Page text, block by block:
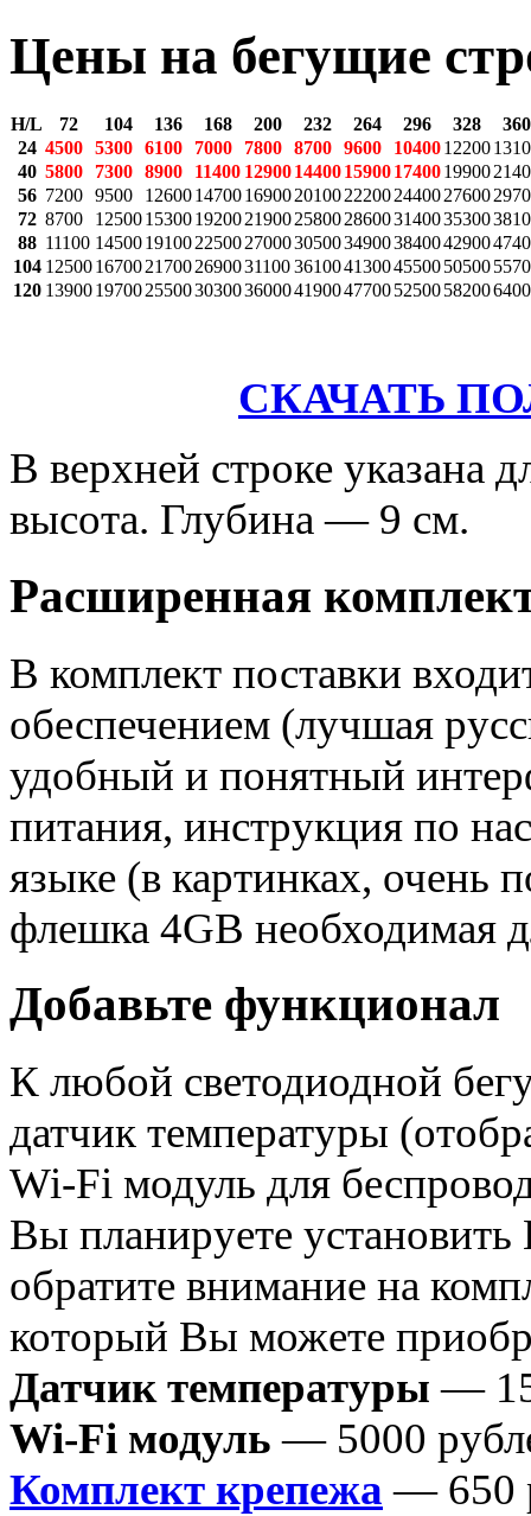
Цены на бегущие
H/L 72 104 136 168 200 232 264 296 328
360
24 4500 5300 6100 7000 7800 8700 9600 1040012200
40 5800 7300 8900 11400 1290014400159001740019900
56 7200 9500 12600147001690020100222002440027600
72 8700 1250015300192002190025800286003140035300
88 11100 1450019100225002700030500349003840042900
104 125001670021700269003110036100413004550050500
120 139001970025500303003600041900477005250058200
СКАЧАТЬ
В верхней строке указана
высота. Глубина — 9 см.
Расширенная
В комплект поставки
обеспечением (лучшая
удобный и понятный
питания, инструкция по
языке (в картинках,
флешка 4GB необходимая
Добавьте функционал
К любой светодиодной
датчик температуры
Wi-Fi модуль для
Вы планируете
обратите внимание на
который Вы можете
Датчик температуры —
Wi-Fi модуль — 5000
Комплект крепежа — 650